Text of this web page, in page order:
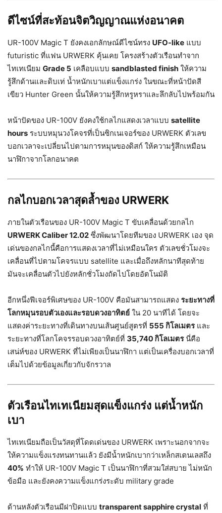
ดีไซน์ที่สะท้อนจิตวิญญาณแห่งอนาคต
UR-100V Magic T ยังคงเอกลักษณ์ดีไซน์ทรง UFO-like แบบ
futuristic ที่แฟน URWERK คุ้นเคย โครงสร้างตัวเรือนทำจาก
ไทเทเนียม Grade 5 เคลือบแบบ sandblasted finish ให้ความ
รู้สึกด้านและดิบเท่ น้ำหนักเบาแต่แข็งแกร่ง ในขณะที่หน้าปัดสี
เขียว Hunter Green นั้นให้ความรู้สึกหรูหราและลึกลับไปพร้อมกัน
หน้าปัดของ UR-100V ยังคงใช้กลไกแสดงเวลาแบบ satellite
hours ระบบหมุนวงโคจรที่เป็นซิกเนเจอร์ของ URWERK ตัวเลข
บอกเวลาจะเปลี่ยนไปตามการหมุนของดิสก์ ให้ความรู้สึกเหมือน
นาฬิกาจากโลกอนาคต
กลไกบอกเวลาสุดล้ำของ URWERK
ภายในตัวเรือนของ UR-100V Magic T ขับเคลื่อนด้วยกลไก
URWERK Caliber 12.02 ซึ่งพัฒนาโดยทีมของ URWERK เอง จุด
เด่นของกลไกนี้คือการแสดงเวลาที่ไม่เหมือนใคร ตัวเลขชั่วโมงจะ
เคลื่อนที่ไปตามโคจรแบบ satellite และเมื่อถึงหลักนาทีสุดท้าย
มันจะเคลื่อนตัวไปยังหลักชั่วโมงถัดไปโดยอัตโนมัติ
อีกหนึ่งฟีเจอร์พิเศษของ UR-100V คือมันสามารถแสดง ระยะทางที่
โลกหมุนรอบตัวเองและรอบดวงอาทิตย์ ใน 20 นาทีได้ โดยจะ
แสดงค่าระยะทางที่เดินทางบนเส้นศูนย์สูตรที่ 555 กิโลเมตรและ
ระยะทางที่โลกโคจรรอบดวงอาทิตย์ที่ 35,740 กิโลเมตรนี่คือ
เสน่ห์ของ URWERK ที่ไม่เพียงเป็นนาฬิกา แต่เป็นเครื่องบอกเวลาที่
เต็มไปด้วยข้อมูลเกี่ยวกับจักรวาล
ตัวเรือนไทเทเนียมสุดแข็งแกร่ง แต่น้ำหนัก
เบา
ไทเทเนียมถือเป็นวัสดุที่โดดเด่นของ URWERK เพราะนอกจากจะ
ให้ความแข็งแรงทนทานแล้ว ยังมีน้ำหนักเบากว่าเหล็กสเตนเลสถึง
40% ทำให้ UR-100V Magic T เป็นนาฬิกาที่สวมใส่สบาย ไม่หนัก
ข้อมือ และยังคงความแข็งแกร่งระดับ military grade
ด้านหลังตัวเรือนมีฝาปิดแบบ transparent sapphire crystal ที่